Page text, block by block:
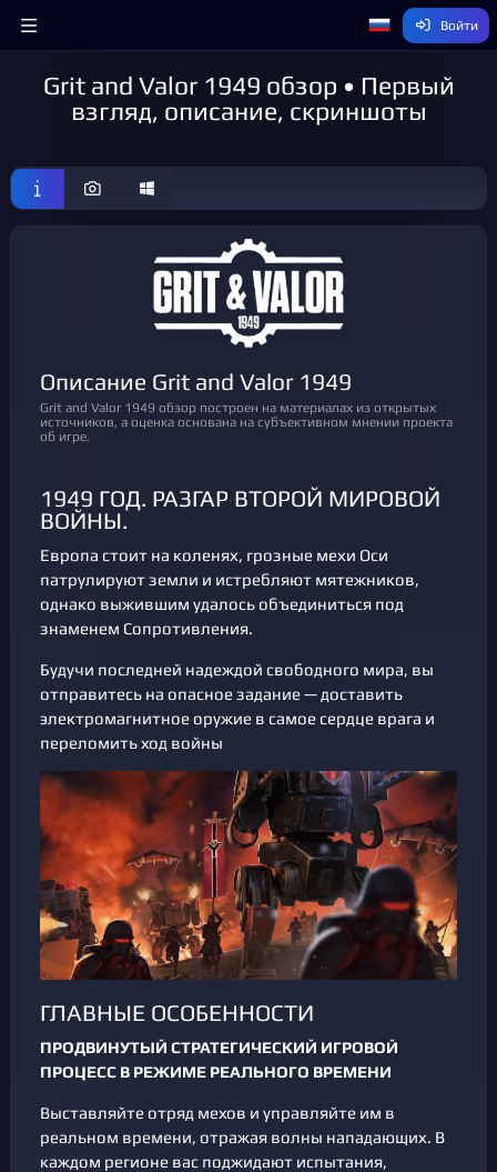
Войти
Grit and Valor 1949 обзор • Первый
взгляд, описание, скриншоты
Описание Grit and Valor 1949
Grit and Valor 1949 обзор построен на материалах из открытых
источников, а оценка основана на субъективном мнении проекта
об игре.
1949 ГОД. РАЗГАР ВТОРОЙ МИРОВОЙ
ВОЙНЫ.
Европа стоит на коленях, грозные мехи Оси
патрулируют земли и истребляют мятежников,
однако выжившим удалось объединиться под
знаменем Сопротивления.
Будучи последней надеждой свободного мира, вы
отправитесь на опасное задание — доставить
электромагнитное оружие в самое сердце врага и
переломить ход войны
ГЛАВНЫЕ ОСОБЕННОСТИ
ПРОДВИНУТЫЙ СТРАТЕГИЧЕСКИЙ ИГРОВОЙ
ПРОЦЕСС В РЕЖИМЕ РЕАЛЬНОГО ВРЕМЕНИ
Выставляйте отряд мехов и управляйте им в
реальном времени, отражая волны нападающих. В
каждом регионе вас поджидают испытания,